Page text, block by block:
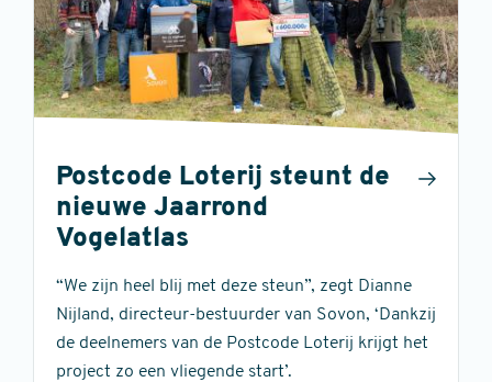
Postcode Loterij steunt de
nieuwe Jaarrond
Vogelatlas
“We zijn heel blij met deze steun”, zegt Dianne
Nijland, directeur-bestuurder van Sovon, ‘Dankzij
de deelnemers van de Postcode Loterij krijgt het
project zo een vliegende start’.